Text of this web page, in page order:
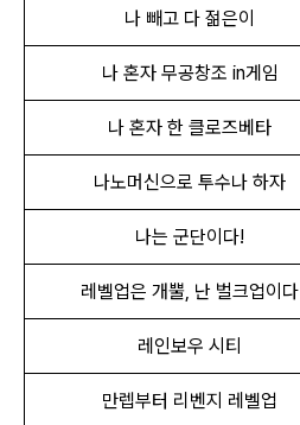
나 빼고 다 젊은이
나 혼자 무공창조 in게임
나 혼자 한 클로즈베타
나노머신으로 투수나 하자
나는 군단이다!
레벨업은 개뿔, 난 벌크업이다
레인보우 시티
만렙부터 리벤지 레벨업